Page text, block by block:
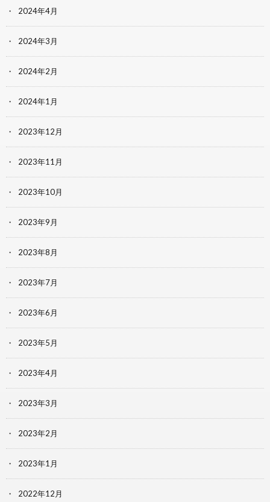
2024年4月
2024年3月
2024年2月
2024年1月
2023年12月
2023年11月
2023年10月
2023年9月
2023年8月
2023年7月
2023年6月
2023年5月
2023年4月
2023年3月
2023年2月
2023年1月
2022年12月